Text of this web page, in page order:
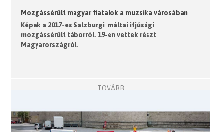
Mozgássérült magyar fiatalok a muzsika városában
Képek a 2017-es Salzburgi máltai ifjúsági
mozgássérült táborról. 19-en vettek részt
Magyarországról.
TOVÁBB